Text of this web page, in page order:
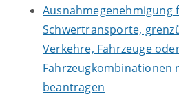
Ausnahmegenehmigung
Schwertransporte,
Verkehre, Fahrzeuge
Fahrzeugkombinationen
beantragen